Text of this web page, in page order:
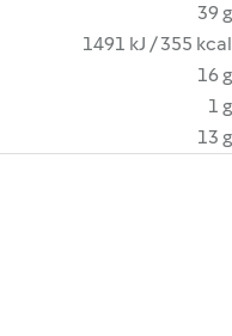
39 g
1491 kJ / 355 kcal
16 g
1 g
13 g